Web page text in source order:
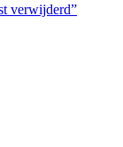
verwijderd”